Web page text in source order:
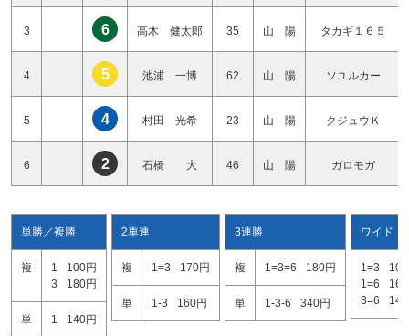
3 6 高木 健太郎 35 山 陽 タカギ１６５
4 5 池浦 一博 62 山 陽 ソユルカー
5 4 村田 光希 23 山 陽 クジュウＫ
6 2 石橋 大 46 山 陽 ガロモガ
単勝／複勝
複 1
100円
3
180円
単 1 140円
2車連
複 1=3 170円
単 1-3 160円
3連勝
複 1=3=6 180円
単 1-3-6 340円
ワイド
1=3
1=6
3=6